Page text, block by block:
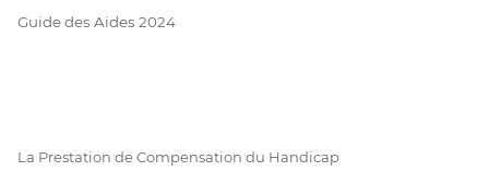
Guide des Aides 2024
La Prestation de Compensation du Handicap